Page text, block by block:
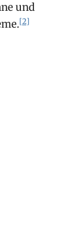
und
[2]